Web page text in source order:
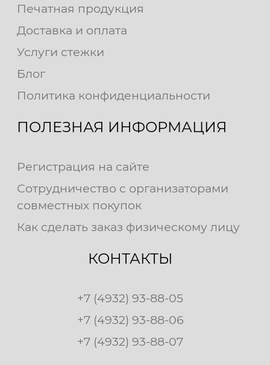
Печатная продукция
Доставка и оплата
Услуги стежки
Блог
Политика конфиденциальности
ПОЛЕЗНАЯ ИНФОРМАЦИЯ
Регистрация на сайте
Сотрудничество с организаторами
совместных покупок
Как сделать заказ физическому лицу
КОНТАКТЫ
+7 (4932) 93-88-05
+7 (4932) 93-88-06
+7 (4932) 93-88-07